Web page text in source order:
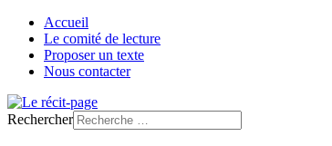
Accueil
Le comité de lecture
Proposer un texte
Nous contacter
Rechercher